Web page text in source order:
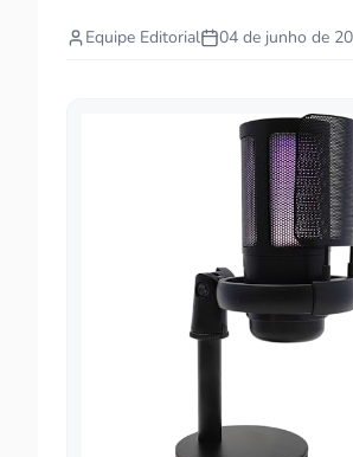
Equipe Editorial 04 de junho de